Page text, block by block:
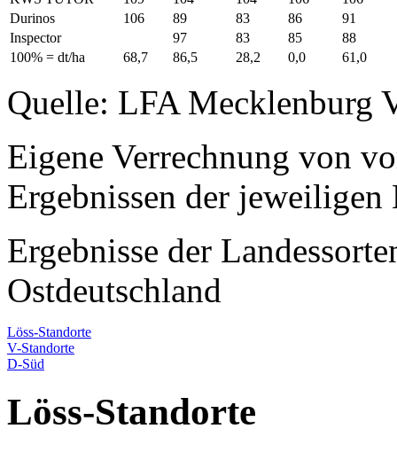
Durinos
106 89 83 86
91
Inspector
97 83 85
88
100% = dt/ha
68,7 86,5 28,2 0,0 61,0
Quelle: LFA Mecklenburg
Eigene Verrechnung von
Ergebnissen der jeweiligen
Ergebnisse der
Ostdeutschland
Löss-Standorte
V-Standorte
D-Süd
Löss-Standorte